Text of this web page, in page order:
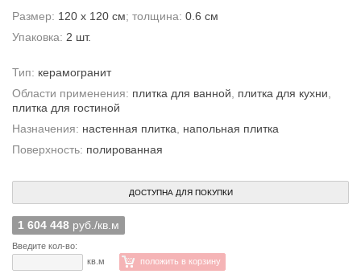
Размер: 120 x 120 см; толщина: 0.6 см
Упаковка: 2 шт.
Тип: керамогранит
Области применения: плитка для ванной плитка для кухни
плитка для гостиной
Назначения: настенная плитка
напольная плитка
Поверхность: полированная
ДОСТУПНА ДЛЯ ПОКУПКИ
1 604 448 руб./кв.м
Введите кол-во:
кв.м
положить в корзину